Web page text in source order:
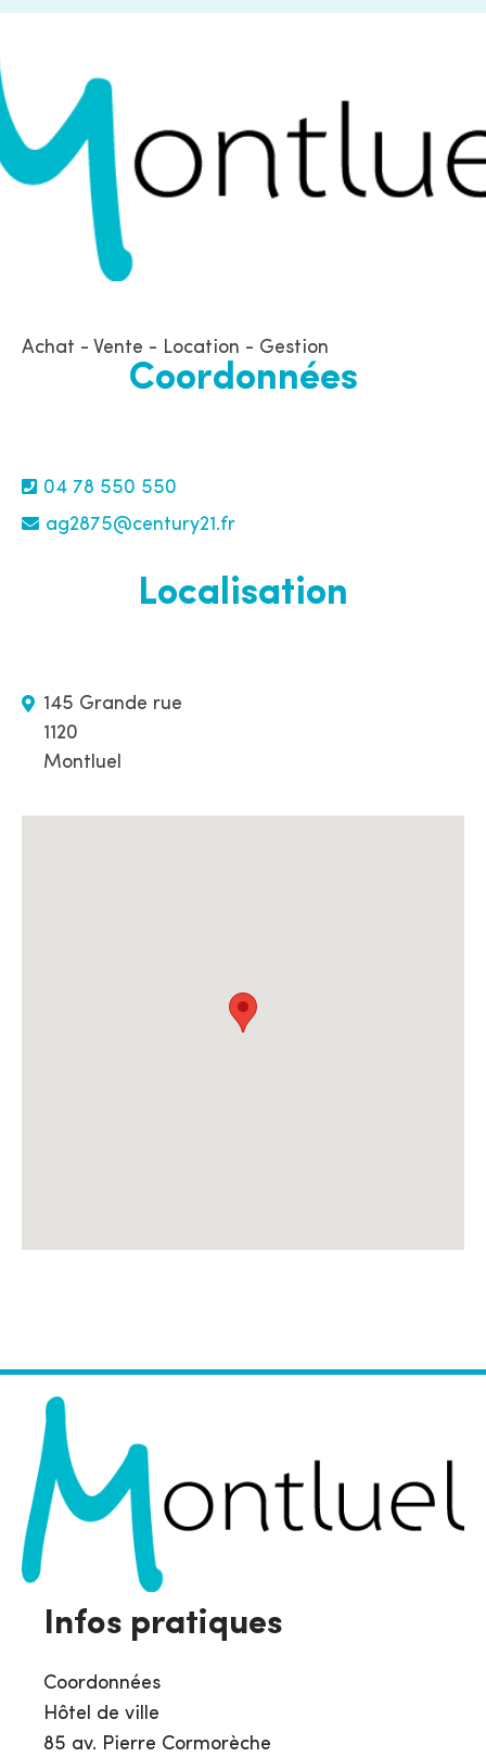
Achat - Vente - Location - Gestion
Coordonnées
04 78 550 550
ag2875@century21.fr
Localisation
145 Grande rue
1120
Montluel
Infos pratiques
Coordonnées
Hôtel de ville
85 av. Pierre Cormorèche